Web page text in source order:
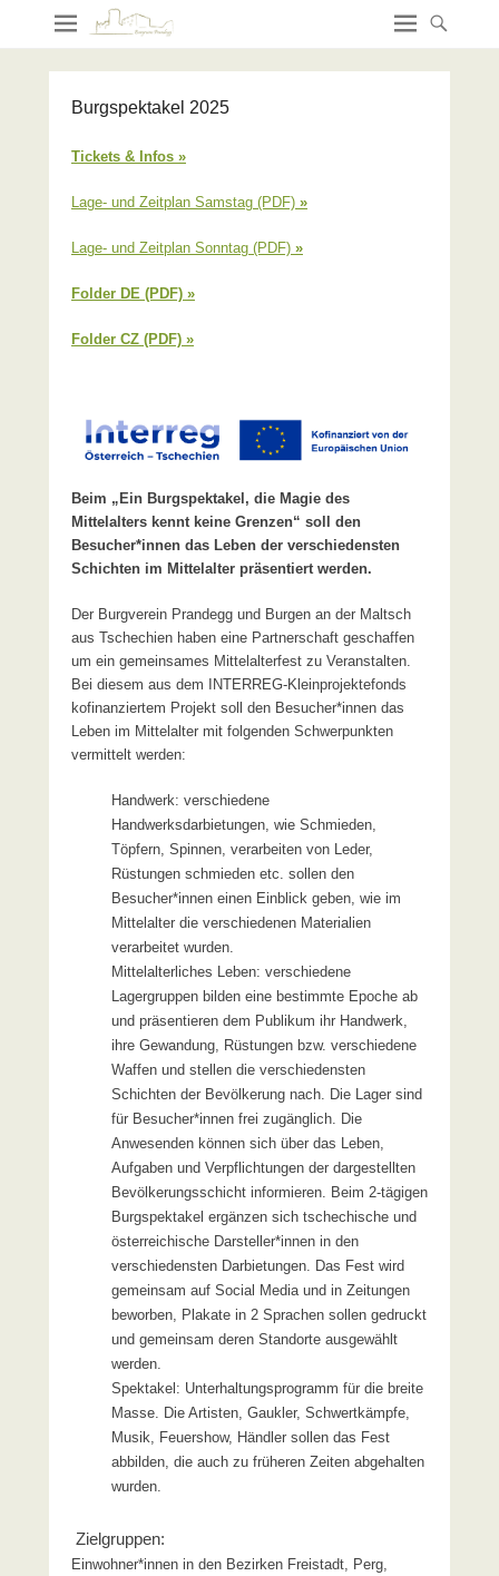
Burgspektakel 2025
Tickets & Infos »
Lage- und Zeitplan Samstag (PDF) »
Lage- und Zeitplan Sonntag (PDF) »
Folder DE (PDF) »
Folder CZ (PDF) »
Beim „Ein Burgspektakel, die Magie des
Mittelalters kennt keine Grenzen“ soll den
Besucher*innen das Leben der verschiedensten
Schichten im Mittelalter präsentiert werden.
Der Burgverein Prandegg und Burgen an der Maltsch
aus Tschechien haben eine Partnerschaft geschaffen
um ein gemeinsames Mittelalterfest zu Veranstalten.
Bei diesem aus dem INTERREG-Kleinprojektefonds
kofinanziertem Projekt soll den Besucher*innen das
Leben im Mittelalter mit folgenden Schwerpunkten
vermittelt werden:
Handwerk: verschiedene
Handwerksdarbietungen, wie Schmieden,
Töpfern, Spinnen, verarbeiten von Leder,
Rüstungen schmieden etc. sollen den
Besucher*innen einen Einblick geben, wie im
Mittelalter die verschiedenen Materialien
verarbeitet wurden.
Mittelalterliches Leben: verschiedene
Lagergruppen bilden eine bestimmte Epoche ab
und präsentieren dem Publikum ihr Handwerk,
ihre Gewandung, Rüstungen bzw. verschiedene
Waffen und stellen die verschiedensten
Schichten der Bevölkerung nach. Die Lager sind
für Besucher*innen frei zugänglich. Die
Anwesenden können sich über das Leben,
Aufgaben und Verpflichtungen der dargestellten
Bevölkerungsschicht informieren. Beim 2-tägigen
Burgspektakel ergänzen sich tschechische und
österreichische Darsteller*innen in den
verschiedensten Darbietungen. Das Fest wird
gemeinsam auf Social Media und in Zeitungen
beworben, Plakate in 2 Sprachen sollen gedruckt
und gemeinsam deren Standorte ausgewählt
werden.
Spektakel: Unterhaltungsprogramm für die breite
Masse. Die Artisten, Gaukler, Schwertkämpfe,
Musik, Feuershow, Händler sollen das Fest
abbilden, die auch zu früheren Zeiten abgehalten
wurden.
Zielgruppen:
Einwohner*innen in den Bezirken Freistadt, Perg,